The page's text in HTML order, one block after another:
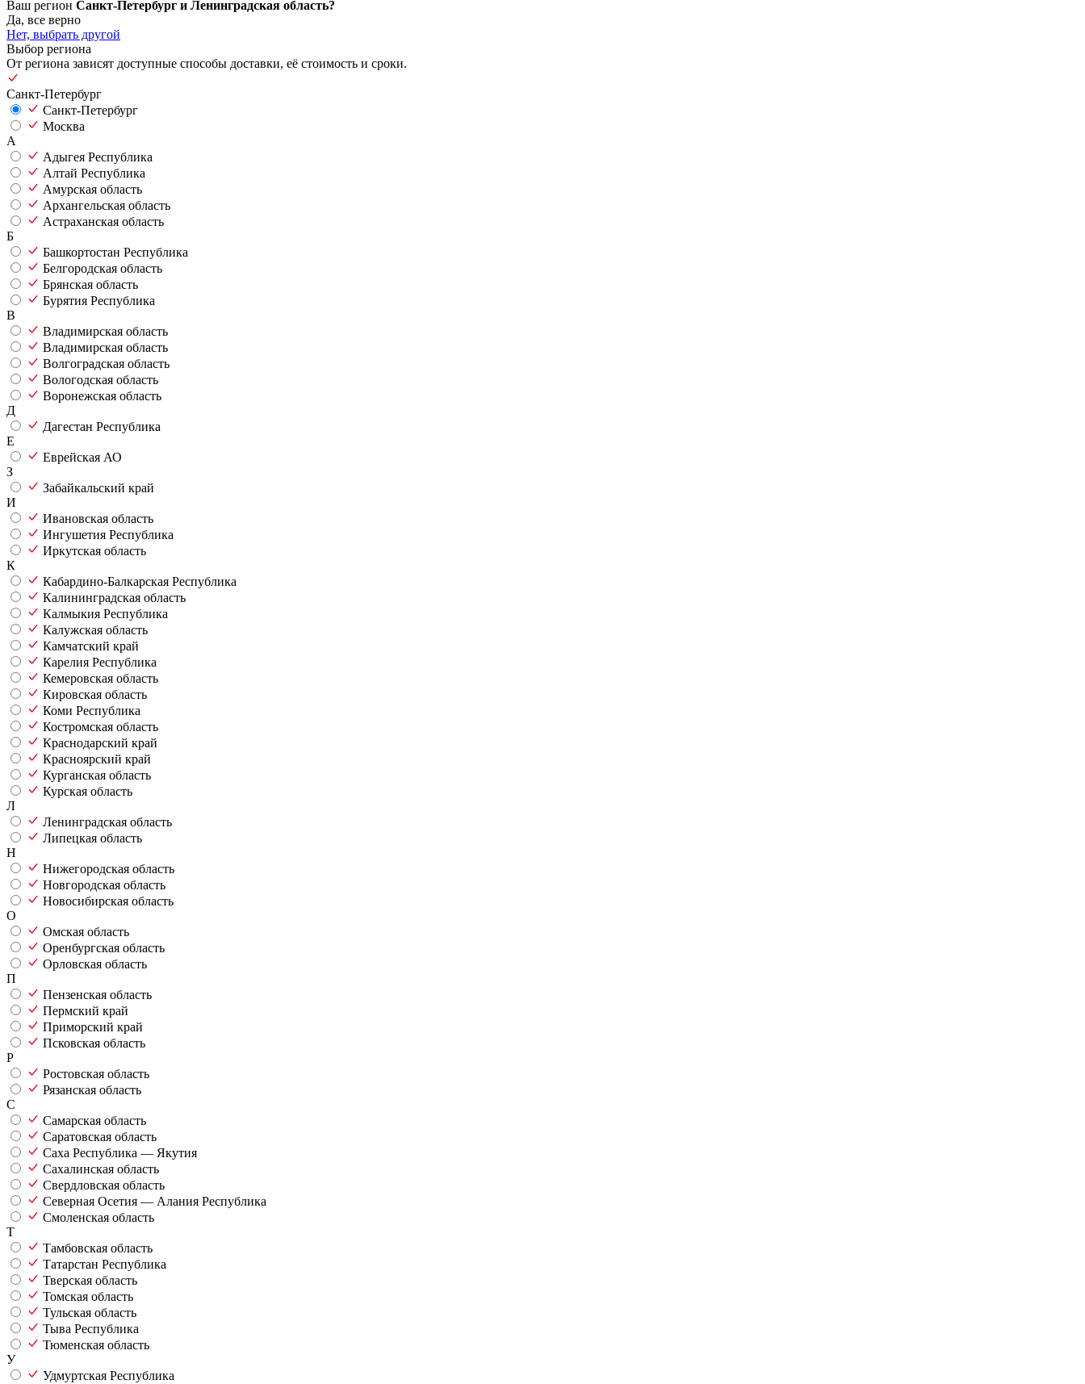
Ваш регион Санкт-Петербург и Ленинградская область?
Да, все верно
Нет, выбрать другой
Выбор региона
От региона зависят доступные способы доставки, её стоимость и сроки.
Санкт-Петербург
Санкт-Петербург
Москва
А
Адыгея Республика
Алтай Республика
Амурская область
Архангельская область
Астраханская область
Б
Башкортостан Республика
Белгородская область
Брянская область
Бурятия Республика
В
Владимирская область
Владимирская область
Волгоградская область
Вологодская область
Воронежская область
Д
Дагестан Республика
Е
Еврейская АО
З
Забайкальский край
И
Ивановская область
Ингушетия Республика
Иркутская область
К
Кабардино-Балкарская Республика
Калининградская область
Калмыкия Республика
Калужская область
Камчатский край
Карелия Республика
Кемеровская область
Кировская область
Коми Республика
Костромская область
Краснодарский край
Красноярский край
Курганская область
Курская область
Л
Ленинградская область
Липецкая область
Н
Нижегородская область
Новгородская область
Новосибирская область
О
Омская область
Оренбургская область
Орловская область
П
Пензенская область
Пермский край
Приморский край
Псковская область
Р
Ростовская область
Рязанская область
С
Самарская область
Саратовская область
Саха Республика — Якутия
Сахалинская область
Свердловская область
Северная Осетия — Алания Республика
Смоленская область
Т
Тамбовская область
Татарстан Республика
Тверская область
Томская область
Тульская область
Тыва Республика
Тюменская область
У
Удмуртская Республика